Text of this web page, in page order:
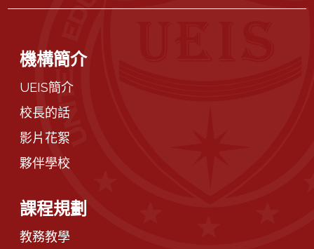
機構簡介
UEIS簡介
校長的話
影片花絮
夥伴學校
課程規劃
教務教學